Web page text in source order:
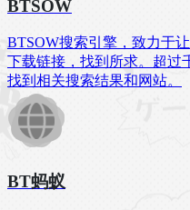
BTSOW
BTSOW搜索引擎，致力于
下载链接，找到所求。超过
找到相关搜索结果和网站。
BT蚂蚁